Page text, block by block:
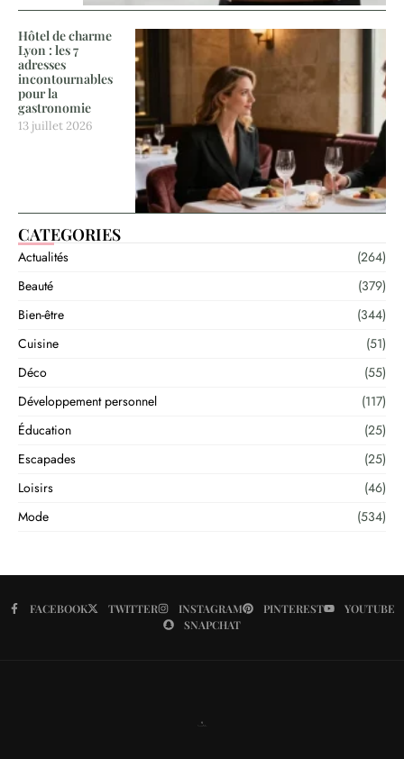
Hôtel de charme
Lyon : les 7
adresses
incontournables
pour la
gastronomie
13 juillet 2026
CATEGORIES
Actualités
(264)
Beauté
(379)
Bien-être
(344)
Cuisine
(51)
Déco
(55)
Développement personnel
(117)
Éducation
(25)
Escapades
(25)
Loisirs
(46)
Mode
(534)
FACEBOOK TWITTER INSTAGRAM PINTEREST
YOUTUBE
SNAPCHAT